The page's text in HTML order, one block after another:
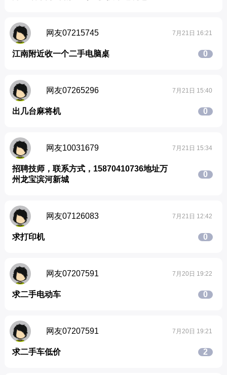
网友07215745 7月21日 16:21
江南附近收一个二手电脑桌 0
网友07265296 7月21日 15:40
出几台麻将机 0
网友10031679 7月21日 15:34
招聘技师，联系方式，15870410736地址万
州龙宝滨河新城
0
网友07126083 7月21日 12:42
求打印机 0
网友07207591 7月20日 19:22
求二手电动车 0
网友07207591 7月20日 19:21
求二手车低价 2